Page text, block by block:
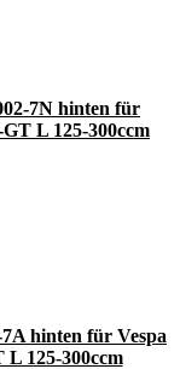
7N hinten für
L 125-300ccm
hinten für Vespa
125-300ccm